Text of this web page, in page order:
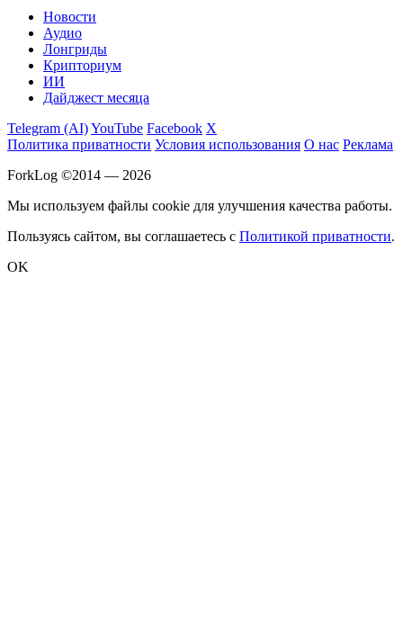
Новости
Аудио
Лонгриды
Крипториум
ИИ
Дайджест месяца
Telegram (AI)YouTube Facebook X
Политика приватности Условия использования О нас Реклама
ForkLog ©2014 — 2026
Мы используем файлы cookie для улучшения качества работы.
Пользуясь сайтом, вы соглашаетесь с Политикой приватности.
OK